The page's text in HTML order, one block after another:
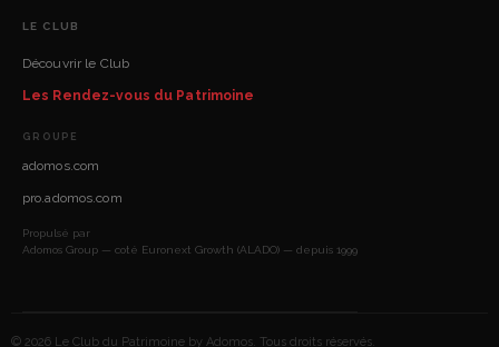
LE CLUB
Découvrir le Club
Les Rendez-vous du Patrimoine
GROUPE
adomos.com
pro.adomos.com
Propulsé par
Adomos Group — coté Euronext Growth (ALADO) — depuis 1999
© 2026 Le Club du Patrimoine by Adomos. Tous droits réservés.